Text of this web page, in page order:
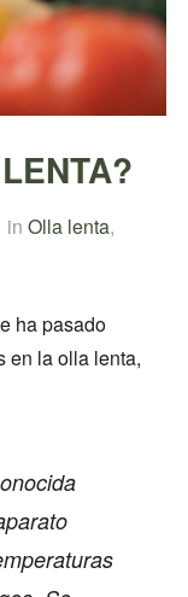
in Olla lenta,
ha pasado
en la olla lenta,